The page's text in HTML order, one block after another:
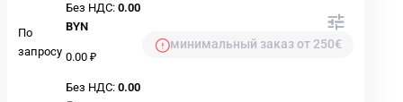
По
запросу
Без НДС: 0.00
BYN
0.00 ₽
Без НДС: 0.00
минимальный заказ от 250€